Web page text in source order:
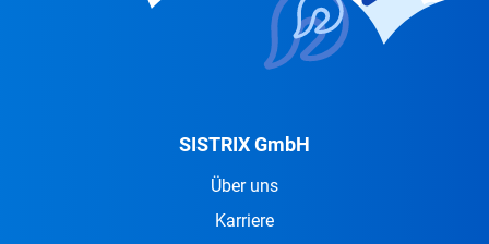
SISTRIX GmbH
Über uns
Karriere